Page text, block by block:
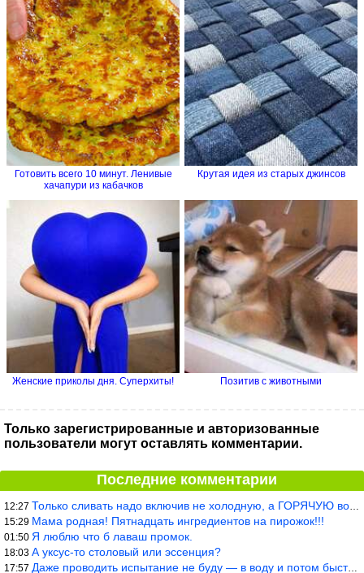
Готовить всего 10 минут. Ленивые
хачапури из кабачков
Крутая идея из старых джинсов
Женские приколы дня. Суперхиты! Позитив с животными
Только зарегистрированные и авторизованные
пользователи могут оставлять комментарии.
Последние комментарии
12:27 Только сливать надо включив не холодную, а ГОРЯЧУЮ воду. Трубы в
15:29 Мама родная! Пятнадцать ингредиентов на пирожок!!!
01:50 Я люблю что б лаваш промок.
18:03 А уксус-то столовый или эссенция?
17:57 Даже проводить испытание не буду — в воду и потом быстро в раска